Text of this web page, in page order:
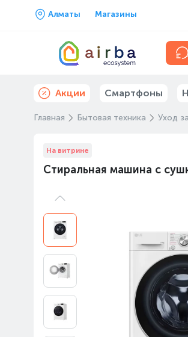
Алматы Магазины
Акции Смартфоны
Главная Бытовая техника Уход
На витрине
Стиральная машина с